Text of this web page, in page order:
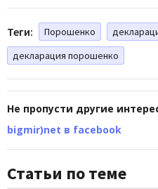
Теги: Порошенко
декларация порошенко
Не пропусти другие
bigmir)net в facebook
Статьи по теме